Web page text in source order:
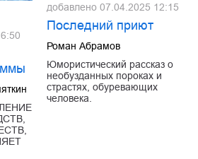
добавлено 07.04.2025 12:15
Последний приют
Роман Абрамов
Юмористический рассказ о
необузданных пороках и
страстях, обуревающих
человека.